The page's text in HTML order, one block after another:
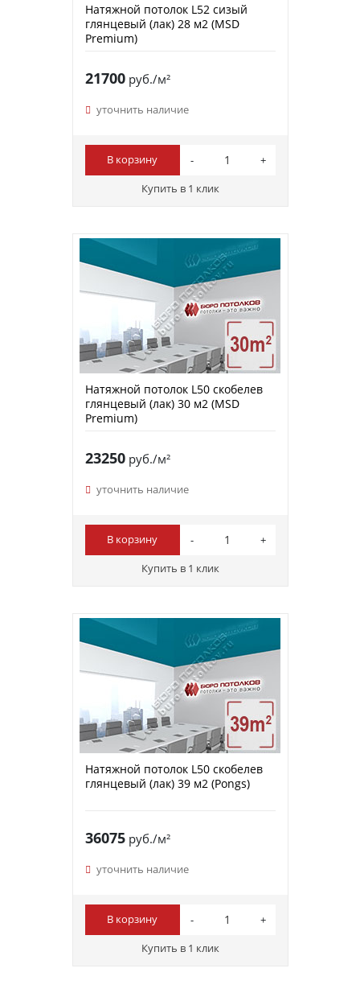
Натяжной потолок L52 сизый
глянцевый (лак) 28 м2 (MSD
Premium)
21700руб./м²
уточнить наличие
В корзину
Купить в 1 клик
Натяжной потолок L50 скобелев
глянцевый (лак) 30 м2 (MSD
Premium)
23250руб./м²
уточнить наличие
В корзину
Купить в 1 клик
Натяжной потолок L50 скобелев
глянцевый (лак) 39 м2 (Pongs)
36075руб./м²
уточнить наличие
В корзину
Купить в 1 клик